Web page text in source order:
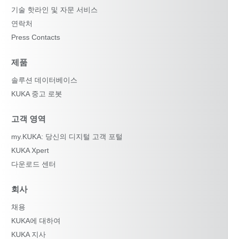
기술 핫라인 및 자문 서비스
연락처
Press Contacts
제품
솔루션 데이터베이스
KUKA 중고 로봇
고객 영역
my.KUKA: 당신의 디지털 고객 포털
KUKA Xpert
다운로드 센터
회사
채용
KUKA에 대하여
KUKA 지사